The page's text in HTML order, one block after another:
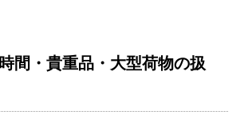
間・貴重品・大型荷物の扱